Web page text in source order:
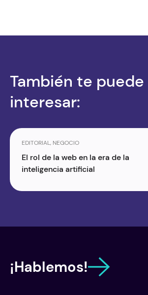
También te puede
interesar:
EDITORIAL, NEGOCIO
El rol de la web en la era de la
inteligencia artificial
¡Hablemos!